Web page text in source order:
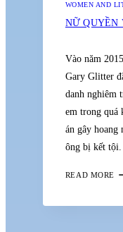
WOMEN AND
NỮ QUYỀN
Vào năm
Gary Glitter
danh nghiêm
em trong quá
án gây hoang
ông bị kết
READ MORE